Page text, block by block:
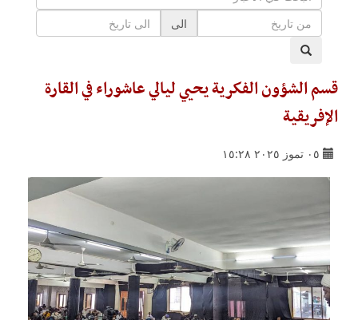
الى
قسم الشؤون الفكرية يحيي ليالي عاشوراء في القارة
الإفريقية
٠٥ تموز ٢٠٢٥ ١٥:٢٨